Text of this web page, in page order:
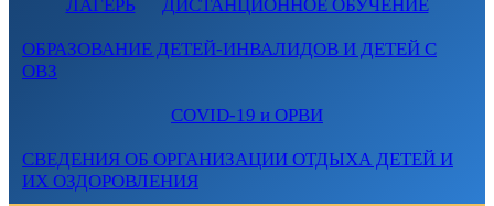
ЛАГЕРЬ ДИСТАНЦИОННОЕ ОБУЧЕНИЕ
ОБРАЗОВАНИЕ ДЕТЕЙ-ИНВАЛИДОВ И ДЕТЕЙ С
ОВЗ
COVID-19 и ОРВИ
СВЕДЕНИЯ ОБ ОРГАНИЗАЦИИ ОТДЫХА ДЕТЕЙ И
ИХ ОЗДОРОВЛЕНИЯ